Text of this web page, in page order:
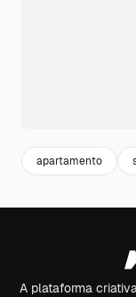
apartamento
A plataforma